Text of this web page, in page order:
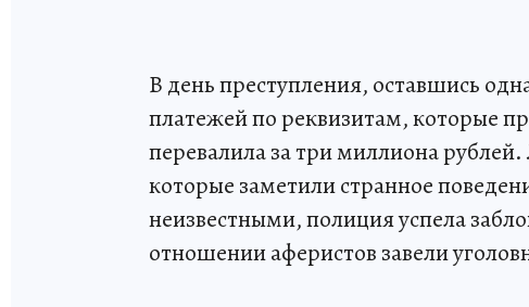
В день преступления, оставшись
платежей по реквизитам, которые
перевалила за три миллиона
которые заметили странное
неизвестными, полиция успела
отношении аферистов завели